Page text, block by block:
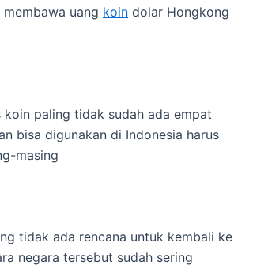
uang koin dolar Hongkong
paling tidak sudah ada empat
bisa digunakan di Indonesia harus
masing
tidak ada rencana untuk kembali ke
negara tersebut sudah sering